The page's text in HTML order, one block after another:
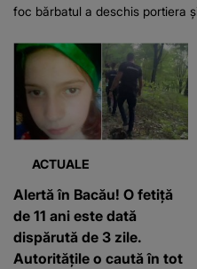
foc bărbatul a deschis portiera
ACTUALE
Alertă în Bacău! O fetiță
de 11 ani este dată
dispărută de 3 zile.
Autoritățile o caută în tot